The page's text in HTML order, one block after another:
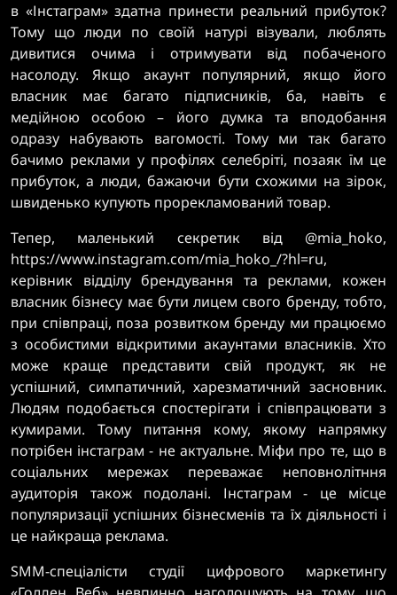
в «Інстаграм» здатна принести реальний прибуток?
Тому що люди по своїй натурі візували, люблять
дивитися очима і отримувати від побаченого
насолоду. Якщо акаунт популярний, якщо його
власник має багато підписників, ба, навіть є
медійною особою – його думка та вподобання
одразу набувають вагомості. Тому ми так багато
бачимо реклами у профілях селебріті, позаяк їм це
прибуток, а люди, бажаючи бути схожими на зірок,
швиденько купують прорекламований товар.
Тепер, маленький секретик від @mia_hoko,
https://www.instagram.com/mia_hoko_/?hl=ru,
керівник відділу брендування та реклами, кожен
власник бізнесу має бути лицем свого бренду, тобто,
при співпраці, поза розвитком бренду ми працюємо
з особистими відкритими акаунтами власників. Хто
може краще представити свій продукт, як не
успішний, симпатичний, харезматичний засновник.
Людям подобається спостерігати і співпрацювати з
кумирами. Тому питання кому, якому напрямку
потрібен інстаграм - не актуальне. Міфи про те, що в
соціальних мережах переважає неповнолітння
аудиторія також подолані. Інстаграм - це місце
популяризації успішних бізнесменів та їх діяльності і
це найкраща реклама.
SMM-спеціалісти студії цифрового маркетингу